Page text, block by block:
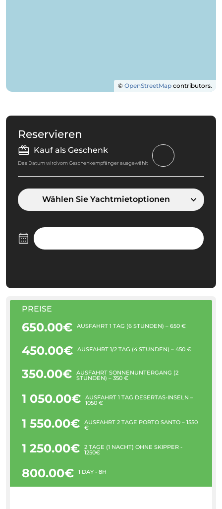
© OpenStreetMap contributors.
Reservieren
Kauf als Geschenk
Das Datum wird vom Geschenkempfänger ausgewählt
Wählen Sie Yachtmietoptionen
PREISE
650.00€ AUSFAHRT 1 TAG (6 STUNDEN) – 650 €
450.00€ AUSFAHRT 1/2 TAG (4 STUNDEN) – 450 €
350.00€ AUSFAHRT SONNENUNTERGANG (2
STUNDEN) – 350 €
1 050.00€ AUSFAHRT 1 TAG DESERTAS-INSELN –
1050 €
1 550.00€ AUSFAHRT 2 TAGE PORTO SANTO – 1550
€
1 250.00€ 2 TAGE (1 NACHT) OHNE SKIPPER -
1250€
800.00€ 1 DAY - 8H